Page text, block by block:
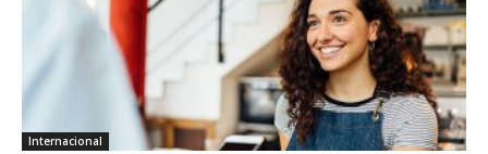
Internacional